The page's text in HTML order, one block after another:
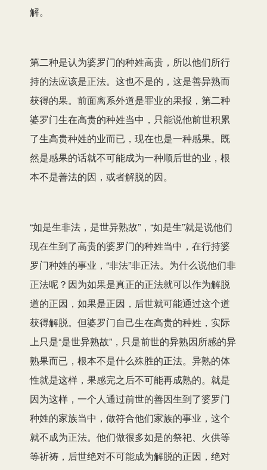
解。
第二种是认为婆罗门的种姓高贵，所以他们所行
持的法应该是正法。这也不是的，这是善异熟而
获得的果。前面离系外道是罪业的果报，第二种
婆罗门生在高贵的种姓当中，只能说他前世积累
了生高贵种姓的业而已，现在也是一种感果。既
然是感果的话就不可能成为一种顺后世的业，根
本不是善法的因，或者解脱的因。
“如是生非法，是世异熟故”，“如是生”就是说他们
现在生到了高贵的婆罗门的种姓当中，在行持婆
罗门种姓的事业，“非法”非正法。为什么说他们非
正法呢？因为如果是真正的正法就可以作为解脱
道的正因，如果是正因，后世就可能通过这个道
获得解脱。但婆罗门自己生在高贵的种姓，实际
上只是“是世异熟故”，只是前世的异熟因所感的异
熟果而已，根本不是什么殊胜的正法。异熟的体
性就是这样，果感完之后不可能再成熟的。就是
因为这样，一个人通过前世的善因生到了婆罗门
种姓的家族当中，做符合他们家族的事业，这个
就不成为正法。他们做很多如是的祭祀、火供等
等祈祷，后世绝对不可能成为解脱的正因，绝对